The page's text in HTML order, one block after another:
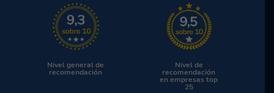
Nivel general de
recomendación
Nivel de
recomendación
en empresas top
25